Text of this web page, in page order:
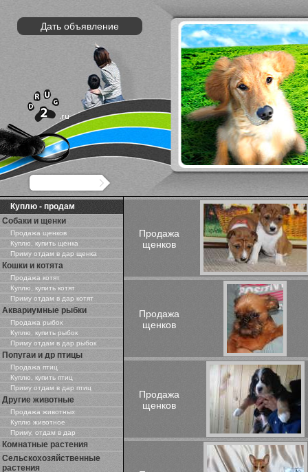
Дать объявление
Продажа
щенков
Продажа
щенков
Продажа
щенков
Куплю - продам
Собаки и щенки
Продажа щенков
Куплю, купить щенка
Приму отдам в дар щенка
Кошки и котята
Продажа котят
Куплю, купить котят
Приму отдам в дар котят
Аквариумные рыбки
Продажа рыбок
Куплю, купить рыбок
Приму отдам в дар рыбок
Попугаи и др птицы
Продажа птиц
Куплю, купить птиц
Приму отдам в дар птиц
Другие животные
Продажа животных
Куплю животное
Приму, отдам в дар
Комнатные растения
Сельскохозяйственные
растения